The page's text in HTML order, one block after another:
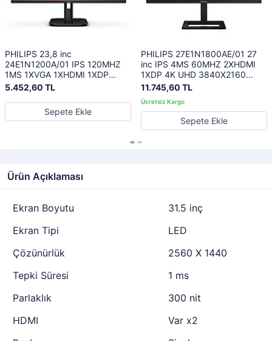
PHILIPS 23,8 inc
24E1N1200A/01 IPS 120MHZ
1MS 1XVGA 1XHDMI 1XDP
HOPARLÖR FLICKER-FREE
VESA Siyah Monitör
5.452,60 TL
Sepete Ekle
PHILIPS 27E1N1800AE/01 27
inc IPS 4MS 60MHZ 2XHDMI
1XDP 4K UHD 3840X2160
HOPARLÖR YÜKSEKLİK AYARI
VESA SİYAH
11.745,60 TL
Sepete Ekle
Ürün Açıklaması
Ekran Boyutu
31.5 inç
Ekran Tipi
LED
Çözünürlük
2560 X 1440
Tepki Süresi
1 ms
Parlaklık
300 nit
HDMI
Var x2